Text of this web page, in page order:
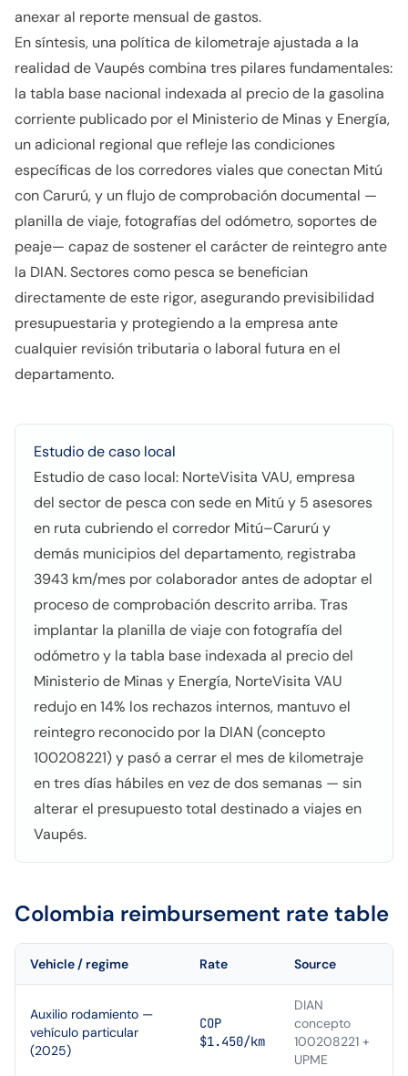
anexar al reporte mensual de gastos.
En síntesis, una política de kilometraje ajustada a la
realidad de Vaupés combina tres pilares fundamentales:
la tabla base nacional indexada al precio de la gasolina
corriente publicado por el Ministerio de Minas y Energía,
un adicional regional que refleje las condiciones
específicas de los corredores viales que conectan Mitú
con Carurú, y un flujo de comprobación documental —
planilla de viaje, fotografías del odómetro, soportes de
peaje— capaz de sostener el carácter de reintegro ante
la DIAN. Sectores como pesca se benefician
directamente de este rigor, asegurando previsibilidad
presupuestaria y protegiendo a la empresa ante
cualquier revisión tributaria o laboral futura en el
departamento.
Estudio de caso local
Estudio de caso local: NorteVisita VAU, empresa
del sector de pesca con sede en Mitú y 5 asesores
en ruta cubriendo el corredor Mitú–Carurú y
demás municipios del departamento, registraba
3943 km/mes por colaborador antes de adoptar el
proceso de comprobación descrito arriba. Tras
implantar la planilla de viaje con fotografía del
odómetro y la tabla base indexada al precio del
Ministerio de Minas y Energía, NorteVisita VAU
redujo en 14% los rechazos internos, mantuvo el
reintegro reconocido por la DIAN (concepto
100208221) y pasó a cerrar el mes de kilometraje
en tres días hábiles en vez de dos semanas — sin
alterar el presupuesto total destinado a viajes en
Vaupés.
Colombia reimbursement rate table
Vehicle / regime Rate Source
Auxilio rodamiento —
vehículo particular
(2025)
COP
$1.450/km
DIAN
concepto
100208221 +
UPME